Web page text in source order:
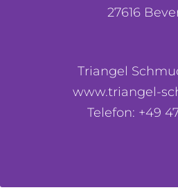
27616
Triangel
www.triangel-
Telefon: +49